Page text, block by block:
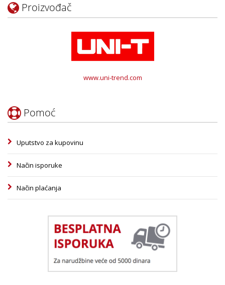
Proizvođač
www.uni-trend.com
Pomoć
Uputstvo za kupovinu
Način isporuke
Način plaćanja